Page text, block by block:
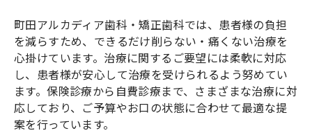
町田アルカディア歯科・矯正歯科では、患者様の負担
を減らすため、できるだけ削らない・痛くない治療を
心掛けています。治療に関するご要望には柔軟に対応
し、患者様が安心して治療を受けられるよう努めてい
ます。保険診療から自費診療まで、さまざまな治療に対
応しており、ご予算やお口の状態に合わせて最適な提
案を行っています。